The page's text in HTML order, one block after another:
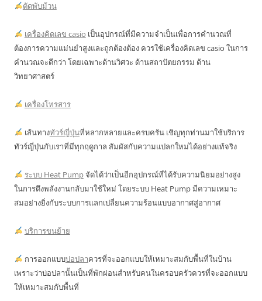
ตัดพับม้วน
เครื่องคิดเลข casio เป็นอุปกรณ์ที่มีความจำเป็นเพื่อการคำนวณที่
ต้องการความแม่นยำสูงและถูกต้องต้อง ควรใช้เครื่องคิดเลข casio ในการ
คำนวณจะดีกว่า โดยเฉพาะด้านวิศวะ ด้านสถาปัตยกรรม ด้าน
วิทยาศาสตร์
เครื่องโทรสาร
เส้นทางทัวร์ญี่ปุ่นที่หลากหลายและครบครัน เชิญทุกท่านมาใช้บริการ
ทัวร์ญี่ปุ่นกับเราที่มีทุกฤดูกาล สัมผัสกับความแปลกใหม่ได้อย่างแท้จริง
ระบบ Heat Pumpจัดได้ว่าเป็นอีกอุปกรณ์ที่ได้รับความนิยมอย่างสูง
ในการดึงพลังงานกลับมาใช้ใหม่ โดยระบบ Heat Pump มีความเหมาะ
สมอย่างยิ่งกับระบบการแลกเปลี่ยนความร้อนแบบอากาศสู่อากาศ
บริการขนย้าย
การออกแบบบ่อปลาควรที่จะออกแบบให้เหมาะสมกับพื้นที่ในบ้าน
เพราะว่าบ่อปลานั้นเป็นที่พักผ่อนสำหรับคนในครอบครัวควรที่จะออกแบบ
ให้เหมาะสมกับพื้นที่